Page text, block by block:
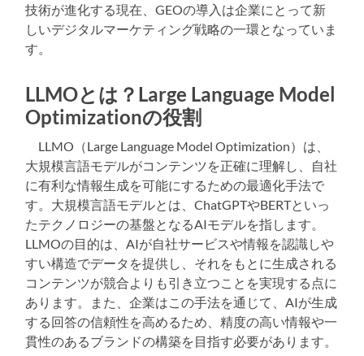
技術が進化する現在、GEOの導入は企業にとって新
しいデジタルマーケティング戦略の一環となっていま
す。
LLMOとは？Large Language Model
Optimizationの役割
LLMO（Large Language Model Optimization）は、
大規模言語モデルがコンテンツを正確に理解し、自社
に有利な情報生成を可能にするための最適化手法で
す。大規模言語モデルとは、ChatGPTやBERTといっ
たテクノロジーの基盤となるAIモデルを指します。
LLMOの目的は、AIが自社サービスや情報を認識しや
すい構造でデータを提供し、それをもとに生成される
コンテンツが競合よりも引き立つことを実現する点に
あります。また、企業はこの手法を通じて、AIが生成
する回答の信頼性を高めるため、精度の高い情報や一
貫性のあるブランドの構築を目指す必要があります。